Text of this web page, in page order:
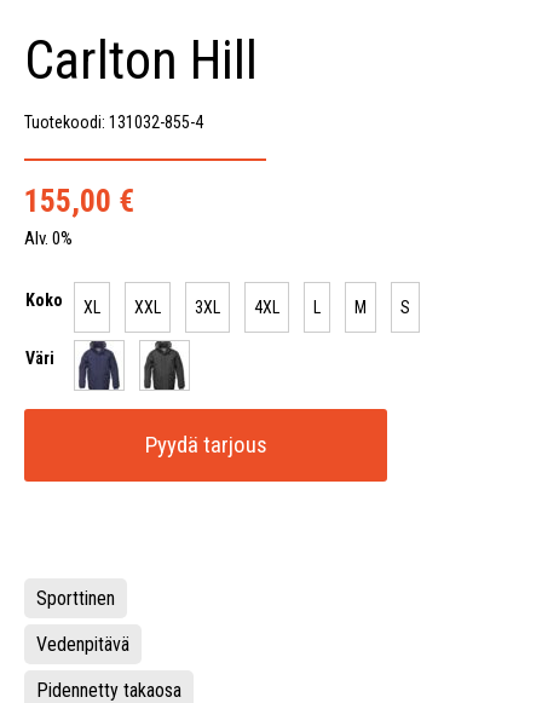
Carlton Hill
Tuotekoodi: 131032-855-4
155,00 €
Alv. 0%
Koko XL XXL 3XL 4XL L M S
Väri
Pyydä tarjous
Sporttinen
Vedenpitävä
Pidennetty takaosa